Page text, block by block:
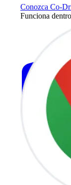
Conozca Co-
Funciona